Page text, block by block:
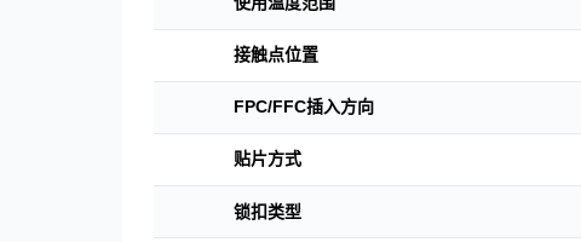
接触点位置
FPC/FFC插入方向
贴片方式
锁扣类型